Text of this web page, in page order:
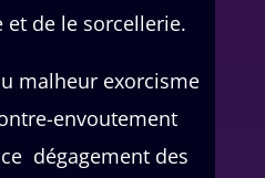
de le sorcellerie.
malheur exorcisme
envoutement
dégagement des